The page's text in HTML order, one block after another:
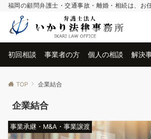
福岡の顧問弁護士・交通事故・離婚・相続は、お
初回相談 事業者の方 個人の相談 解決
TOP 企業結合
企業結合
事業承継・M&A・事業譲渡